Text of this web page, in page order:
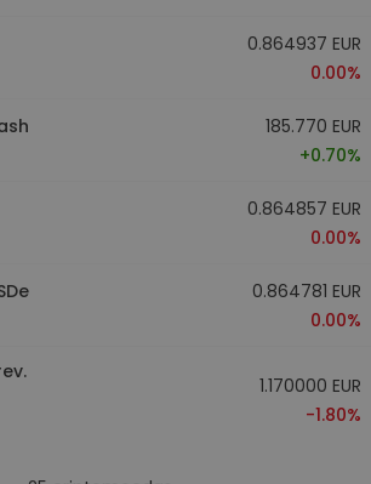
0.864937 EUR
0.00%
185.770 EUR
+0.70%
0.864857 EUR
0.00%
0.864781 EUR
0.00%
1.170000 EUR
-1.80%